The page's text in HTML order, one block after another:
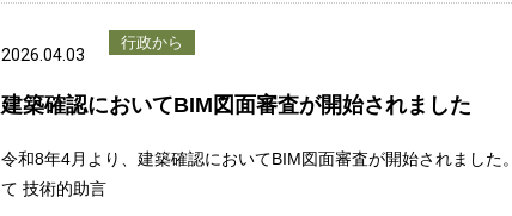
2026.04.03
行政から
建築確認においてBIM図面審査が開始されました
令和8年4月より、建築確認においてBIM図面審査が開始されまし
て 技術的助言